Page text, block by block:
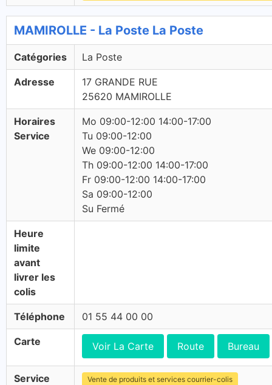
MAMIROLLE - La Poste La Poste
Catégories La Poste
Adresse
17 GRANDE RUE
25620 MAMIROLLE
Horaires
Service
Mo 09:00-12:00 14:00-17:00
Tu 09:00-12:00
We 09:00-12:00
Th 09:00-12:00 14:00-17:00
Fr 09:00-12:00 14:00-17:00
Sa 09:00-12:00
Su Fermé
Heure
limite
avant
livrer les
colis
Téléphone 01 55 44 00 00
Carte Voir La Carte Route Bureau
Service
Vente de produits et services courrier-colis